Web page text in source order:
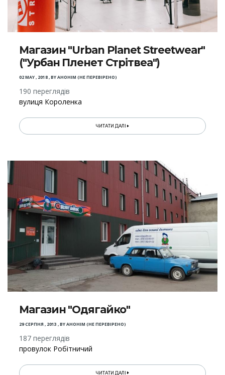
Магазин "Urban Planet Streetwear"
("Урбан Пленет Стрітвеа")
02 MAY , 2018,BYАНОНІМ (НЕ ПЕРЕВІРЕНО)
190 переглядів
вулиця Короленка
ЧИТАТИ ДАЛІ
Магазин "Одягайко"
29 СЕРПНЯ , 2013 ,BYАНОНІМ (НЕ ПЕРЕВІРЕНО)
187 переглядів
провулок Робітничий
ЧИТАТИ ДАЛІ